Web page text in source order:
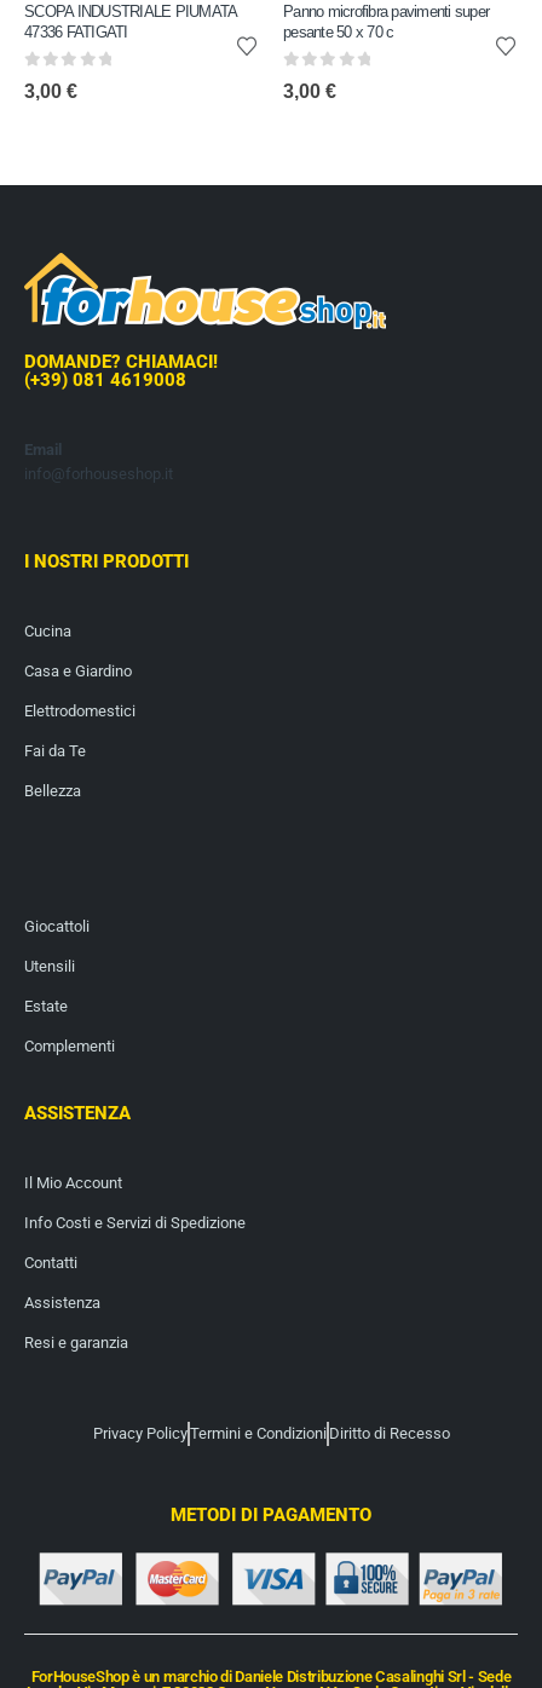
SCOPA INDUSTRIALE PIUMATA
47336 FATIGATI
0 out of 5
3,00 €
Panno microfibra pavimenti super
pesante 50 x 70 c
0 out of 5
3,00 €
DOMANDE? CHIAMACI!
(+39) 081 4619008
Email
info@forhouseshop.it
I NOSTRI PRODOTTI
Cucina
Casa e Giardino
Elettrodomestici
Fai da Te
Bellezza
Giocattoli
Utensili
Estate
Complementi
ASSISTENZA
Il Mio Account
Info Costi e Servizi di Spedizione
Contatti
Assistenza
Resi e garanzia
Privacy PolicyTermini e Condizioni Diritto di Recesso
METODI DI PAGAMENTO
ForHouseShop è un marchio di Daniele Distribuzione Casalinghi Srl - Sede